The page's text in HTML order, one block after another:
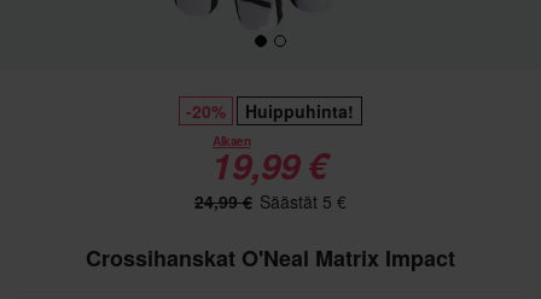
-20% Huippuhinta!
Alkaen
19,99 €
24,99 € Säästät 5 €
Crossihanskat O'Neal Matrix Impact